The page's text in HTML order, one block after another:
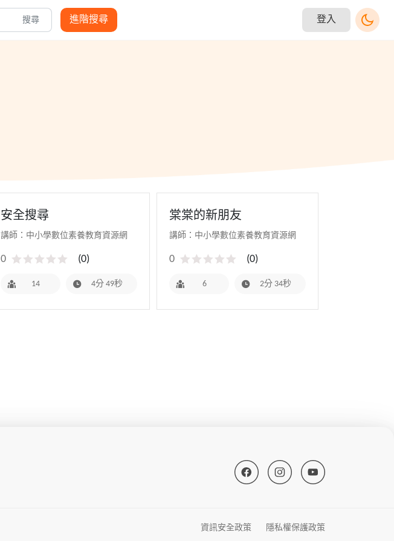
搜尋 進階搜尋 登入
安全搜尋
講師：中小學數位素養教育資源網
0 (0)
14 4分 49秒
棠棠的新朋友
講師：中小學數位素養教育資源網
0 (0)
6 2分 34秒
資訊安全政策 隱私權保護政策